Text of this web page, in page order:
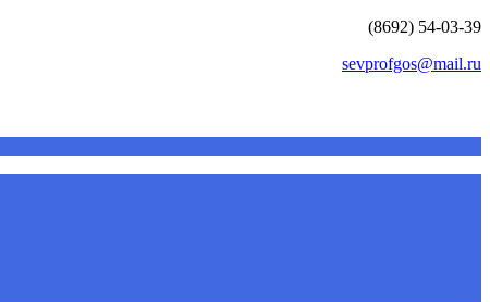
(8692) 54-03-39
sevprofgos@mail.ru